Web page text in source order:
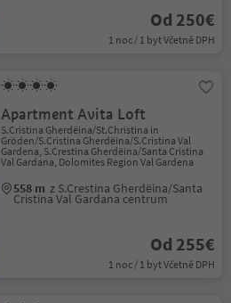
Od 250€
1 noc / 1 byt Včetně DPH
Apartment Avita Loft
S.Cristina Gherdëina/St.Christina in
Gröden/S.Cristina Gherdëina/S.Cristina Val
Gardena, S.Crestina Gherdëina/Santa Cristina
Val Gardana, Dolomites Region Val Gardena
558 m z S.Crestina Gherdëina/Santa
Cristina Val Gardana centrum
Od 255€
1 noc / 1 byt Včetně DPH